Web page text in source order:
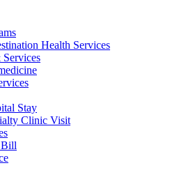
Health Services
Stay
Clinic Visit
Bill